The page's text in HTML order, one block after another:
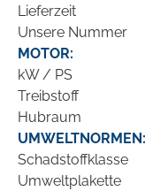
Lieferzeit
Unsere Nummer
MOTOR:
kW / PS
Treibstoff
Hubraum
UMWELTNORMEN:
Schadstoffklasse
Umweltplakette